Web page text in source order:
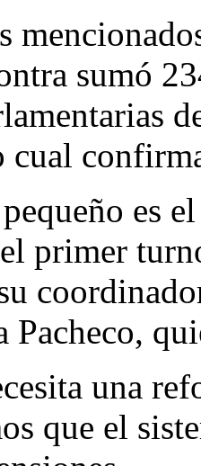
sumó
cual
es
primer
Pacheco,
una
que el